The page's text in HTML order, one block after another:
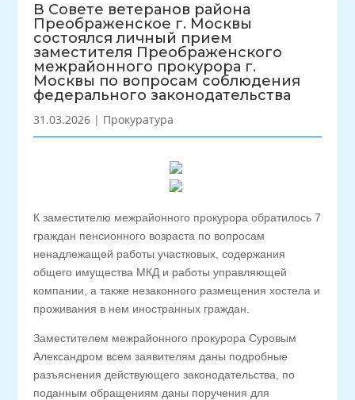
В Совете ветеранов района
Преображенское г. Москвы
состоялся личный прием
заместителя Преображенского
межрайонного прокурора г.
Москвы по вопросам соблюдения
федерального законодательства
31.03.2026 | Прокуратура
К заместителю межрайонного прокурора обратилось 7
граждан пенсионного возраста по вопросам
ненадлежащей работы участковых, содержания
общего имущества МКД и работы управляющей
компании, а также незаконного размещения хостела и
проживания в нем иностранных граждан.
Заместителем межрайонного прокурора Суровым
Александром всем заявителям даны подробные
разъяснения действующего законодательства, по
поданным обращениям даны поручения для